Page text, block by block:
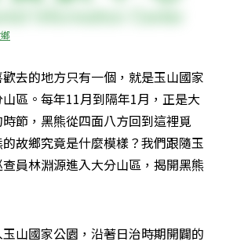
去的地方只有一個，就是玉山國家
區。每年11月到隔年1月，正是大
節，黑熊從四面八方回到這裡覓
故鄉究竟是什麼模樣？我們跟隨玉
員林淵源進入大分山區，揭開黑熊
山國家公園，沿著日治時期開闢的